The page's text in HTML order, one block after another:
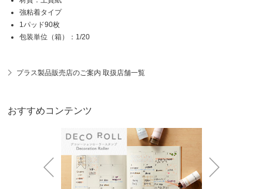
強粘着タイプ
1パッド90枚
包装単位（箱）：1/20
プラス製品販売店のご案内 取扱店舗一覧
おすすめコンテンツ